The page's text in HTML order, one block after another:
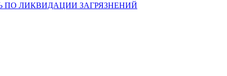
ПО ЛИКВИДАЦИИ ЗАГРЯЗНЕНИЙ